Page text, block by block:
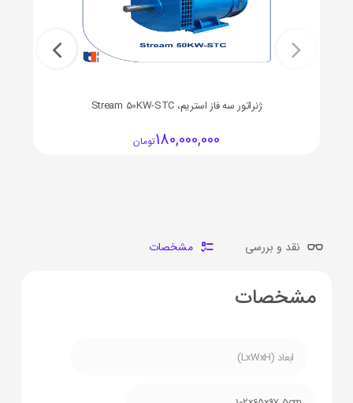
ژنراتور سه فاز استریم، Stream 50KW-STC
180,000,000تومان
نقد و بررسی مشخصات
مشخصات
ابعاد (LxWxH)